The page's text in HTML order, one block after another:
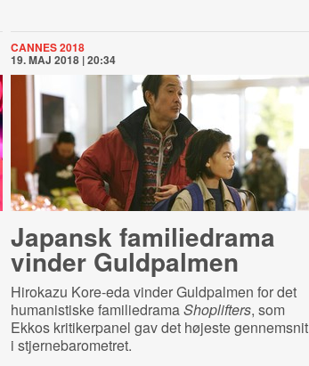
CANNES 2018
19. MAJ 2018 | 20:34
Japansk familiedrama
vinder Guldpalmen
Hirokazu Kore-eda vinder Guldpalmen for det
humanistiske familiedramaShoplifters, som
Ekkos kritikerpanel gav det højeste gennemsnit
i stjernebarometret.